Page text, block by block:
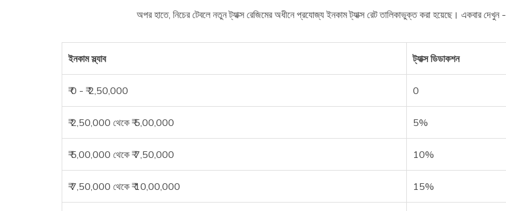
অপর হাতে, নিচের টেবলে নতুন ট্যাক্স রেজিমের অধীনে প্রযোজ্য ইনকাম ট্যাক্স রেট তালিকাভুক্ত করা হয়েছে। একবার দেখুন -
ইনকাম স্ল্যাব ট্যাক্স ডিডাকশন
₹ 0 - ₹ 2,50,000 0
₹ 2,50,000 থেকে ₹ 5,00,000 5%
₹ 5,00,000 থেকে ₹ 7,50,000 10%
₹ 7,50,000 থেকে ₹ 10,00,000 15%